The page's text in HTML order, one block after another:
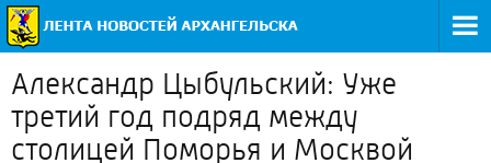
Александр Цыбульский: Уже
третий год подряд между
столицей Поморья и Москвой